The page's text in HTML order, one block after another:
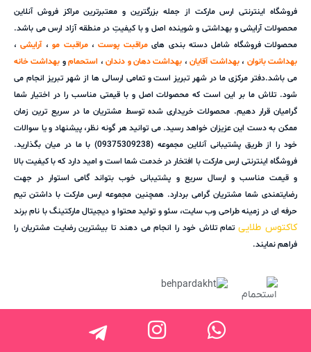
فروشگاه اینترنتی ارس مارکت از جمله بزرگترین و معتبرترین مراکز فروش آنلاین
محصولات آرایشی و بهداشتی و شوینده اصل و با کیفیتِ در منطقه آزاد ارس می باشد.
محصولات فروشگاه شامل دسته بندی هایمراقبت پوست،مراقبت مو،آرایشی،
بهداشت بانوان ،بهداشت آقایان، بهداشت دهان و دندان، استحمامو بهداشت خانه
می باشد.دفتر مرکزی ما در شهر تبریز است و تمامی ارسالی ها از شهر تبریز انجام می
شود. تلاش ما بر این است که محصولات اصل و با قیمتی مناسب را در اختیار شما
گرامیان قرار دهیم. محصولات خریداری شده توسط مشتریان ما در سریع ترین زمان
ممکن به دست این عزیزان خواهد رسید. می توانید هر گونه نظر، پیشنهاد و یا سوالات
خود را از طریق پشتیبانی آنلاین مجموعه (09375309238) با ما در میان بگذارید.
فروشگاه اینترنتی ارس مارکت با افتخار در خدمت شما است و امید دارد که با کیفیت بالا
و قیمت مناسب و ارسال سریع و پشتیبانی خوب بتواند گامی استوار در جهت
رضایتمندی شما مشتریان گرامی بردارد. همچنین مجموعه ارس مارکت با داشتن تیم
حرفه ای در زمینه طراحی وب سایت، سئو و تولید محتوا و دیجیتال مارکتینگ با نام برند
کاکتوس طلاییتمام تلاش خود را انجام می دهند تا بیشترین رضایت مشتریان را
فراهم نمایند.